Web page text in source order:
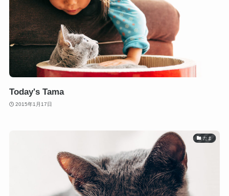
Today's Tama
2015年1月17日
たま